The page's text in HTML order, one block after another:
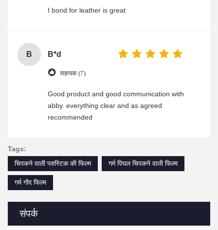
संपर्क
I bond for leather is great
B B*d
सहायक (7)
Good product and good communication with
abby. everything clear and as agreed
recommended
Tags:
चिपकने वाली प्लास्टिक की फिल्म
गर्म पिघल चिपकने वाली फिल्म
गर्म गोंद फिल्म